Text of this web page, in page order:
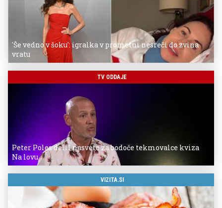
'Še vedno v šoku': igralka v prometni nesreči do zvina
vratu
TV ODDAJE
Peter Poles delil nasvete za bodoče tekmovalce kviza
Na lovu
VIZITA.SI